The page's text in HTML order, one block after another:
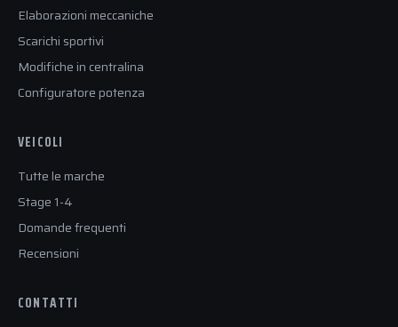
Elaborazioni meccaniche
Scarichi sportivi
Modifiche in centralina
Configuratore potenza
VEICOLI
Tutte le marche
Stage 1-4
Domande frequenti
Recensioni
CONTATTI